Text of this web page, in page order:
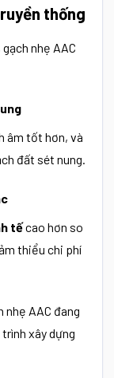
thống
nhẹ AAC
âm tốt hơn, và
đất sét nung.
tếcao hơn so
thiểu chi phí
nhẹ AAC đang
xây dựng